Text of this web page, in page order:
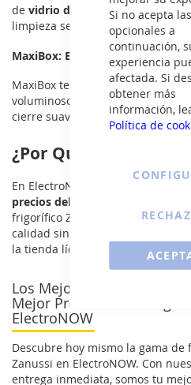
Si no acepta
opcionales a
continuación,
experiencia
afectada. Si
obtener más
información,
Política de
de vidrio de seguridad, ofrecen
limpieza sencilla.
MaxiBox: Espacio Ampliado para
MaxiBox te brinda un espacio
voluminosos, con guías
cierre suaves.
¿Por Qué Elegir
En ElectroNOW, nos
precios del mercado
frigorífico Zanussi, no solo
calidad sino también el respaldo
la tienda líder en España.
Los Mejores Frigorificos
Mejor Precio con Entrega
ElectroNOW
Descubre hoy mismo la gama
Zanussi en ElectroNOW. Con
entrega inmediata, somos tu